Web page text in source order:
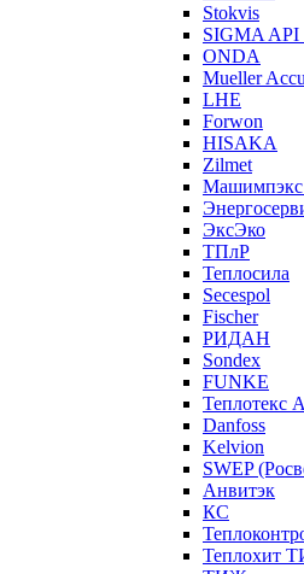
Stokvis
SIGMA API
ONDA
Mueller
LHE
Forwon
HISAKA
Zilmet
ЭксЭко
ТПлР
Теплосила
Secespol
Fischer
РИДАН
Sondex
FUNKE
Теплотекс
Danfoss
Kelvion
SWEP
Анвитэк
КС
Теплохит